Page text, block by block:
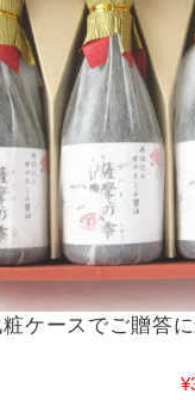
粧ケースでご贈答